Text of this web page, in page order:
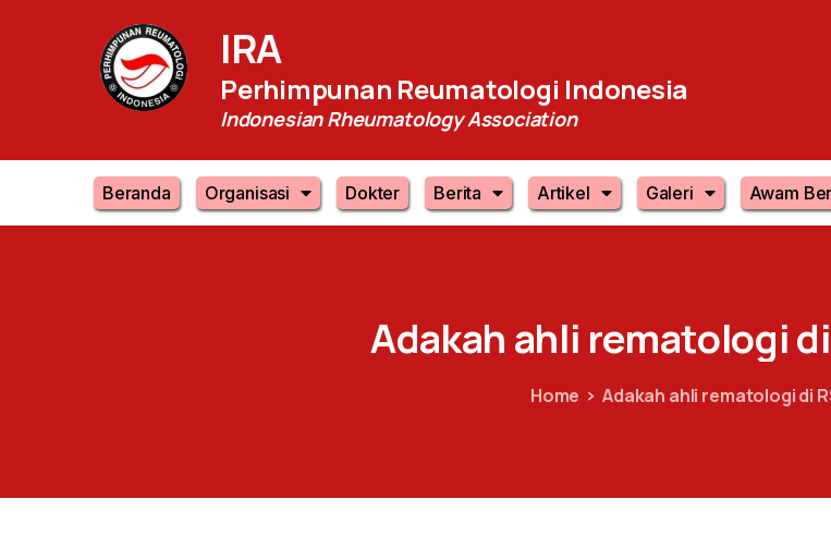
IRA
Perhimpunan Reumatologi Indonesia
Indonesian Rheumatology Association
Beranda Organisasi Dokter Berita Artikel Galeri Awam
Adakah ahli rematologidi
Home Adakah ahli rematologi di